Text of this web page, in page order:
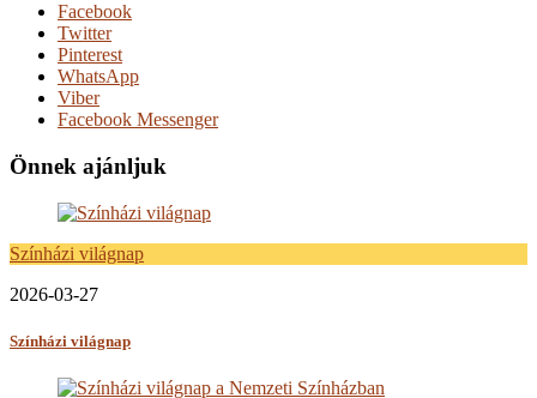
Facebook
Twitter
Pinterest
WhatsApp
Viber
Facebook Messenger
Önnek ajánljuk
Színházi világnap
2026-03-27
Színházi világnap